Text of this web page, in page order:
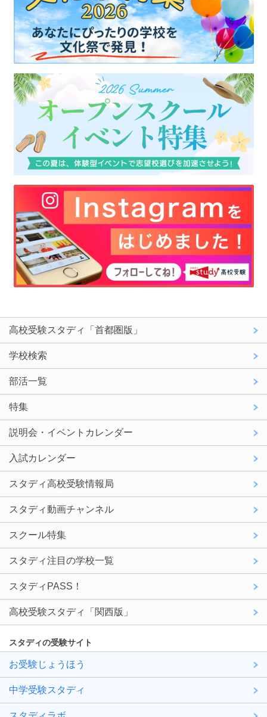
高校受験スタディ「首都圏版」
学校検索
部活一覧
特集
説明会・イベントカレンダー
入試カレンダー
スタディ高校受験情報局
スタディ動画チャンネル
スクール特集
スタディ注目の学校一覧
スタディPASS！
高校受験スタディ「関西版」
スタディの受験サイト
お受験じょうほう
中学受験スタディ